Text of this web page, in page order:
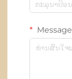
Message